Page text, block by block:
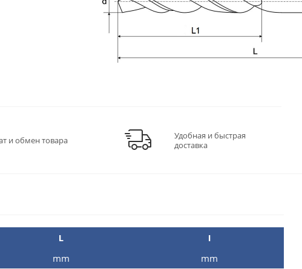
и обмен товара
Удобная и быстрая
доставка
L
I
mm
mm